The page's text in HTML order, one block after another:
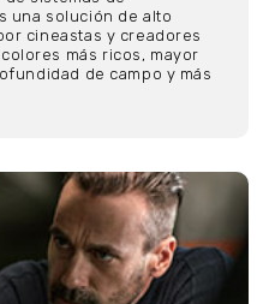
una solución de alto
cineastas y creadores
más ricos, mayor
de campo y más